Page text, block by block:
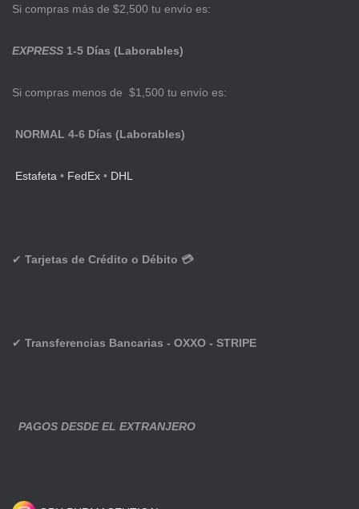
Si compras más de $2,500 tu envío es:
EXPRESS 1-5 Días (Laborables)
Si compras menos de $1,500 tu envío es:
NORMAL 4-6 Días (Laborables)
Estafeta • FedEx • DHL
✔ Tarjetas de Crédito o Débito 💳
✔ Transferencias Bancarias - OXXO - STRIPE
PAGOS DESDE EL EXTRANJERO